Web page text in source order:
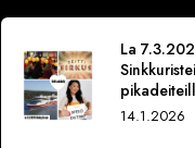
La
14.1.2026